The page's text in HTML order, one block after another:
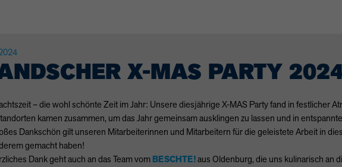
X-MAS PARTY
– die wohl schönte Zeit im Jahr: Unsere diesjährige X-MAS Party fand in festlicher
kamen zusammen, um das Jahr gemeinsam ausklingen zu lassen und in
Dankschön gilt unseren Mitarbeiterinnen und Mitarbeitern für die geleistete Arbeit in
gemacht haben!
Dank geht auch an das Team vom BESCHTE!aus Oldenburg, die uns kulinarisch an